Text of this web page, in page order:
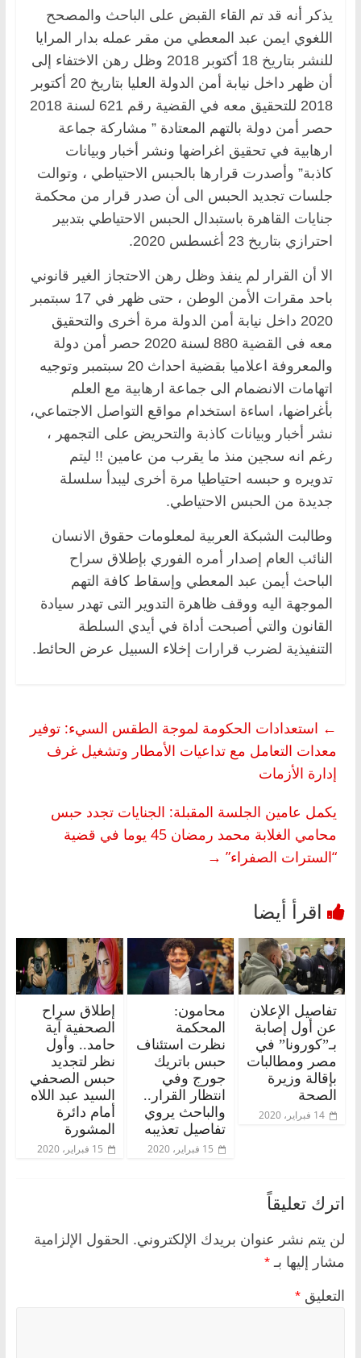
يذكر أنه قد تم القاء القبض على الباحث والمصحح
اللغوي ايمن عبد المعطي من مقر عمله بدار المرايا
للنشر بتاريخ 18 أكتوبر 2018 وظل رهن الاختفاء إلى
أن ظهر داخل نيابة أمن الدولة العليا بتاريخ 20 أكتوبر
2018 للتحقيق معه في القضية رقم 621 لسنة 2018
حصر أمن دولة بالتهم المعتادة ” مشاركة جماعة
ارهابية في تحقيق اغراضها ونشر أخبار وبيانات
كاذبة” وأصدرت قرارها بالحبس الاحتياطي ، وتوالت
جلسات تجديد الحبس الى أن صدر قرار من محكمة
جنايات القاهرة باستبدال الحبس الاحتياطي بتدبير
احترازي بتاريخ 23 أغسطس 2020.
الا أن القرار لم ينفذ وظل رهن الاحتجاز الغير قانوني
باحد مقرات الأمن الوطن ، حتى ظهر في 17 سبتمبر
2020 داخل نيابة أمن الدولة مرة أخرى والتحقيق
معه فى القضية 880 لسنة 2020 حصر أمن دولة
والمعروفة اعلاميا بقضية احداث 20 سبتمبر وتوجيه
اتهامات الانضمام الى جماعة ارهابية مع العلم
بأغراضها، اساءة استخدام مواقع التواصل الاجتماعي،
نشر أخبار وبيانات كاذبة والتحريض على التجمهر ،
رغم انه سجين منذ ما يقرب من عامين !! ليتم
تدويره و حبسه احتياطيا مرة أخرى ليبدأ سلسلة
جديدة من الحبس الاحتياطي.
وطالبت الشبكة العربية لمعلومات حقوق الانسان
النائب العام إصدار أمره الفوري بإطلاق سراح
الباحث أيمن عبد المعطي وإسقاط كافة التهم
الموجهة اليه ووقف ظاهرة التدوير التى تهدر سيادة
القانون والتي أصبحت أداة في أيدي السلطة
التنفيذية لضرب قرارات إخلاء السبيل عرض الحائط.
← استعدادات الحكومة لموجة الطقس السيء: توفير
معدات التعامل مع تداعيات الأمطار وتشغيل غرف
إدارة الأزمات
يكمل عامين الجلسة المقبلة: الجنايات تجدد حبس
محامي الغلابة محمد رمضان 45 يوما في قضية
“السترات الصفراء” →
تفاصيل الإعلان
عن أول إصابة
بـ”كورونا” في
مصر ومطالبات
بإقالة وزيرة
الصحة
14 فبراير، 2020
محامون:
المحكمة
نظرت استئناف
حبس باتريك
جورج وفي
انتظار القرار..
والباحث يروي
تفاصيل تعذيبه
15 فبراير، 2020
إطلاق سراح
الصحفية آية
حامد.. وأول
نظر لتجديد
حبس الصحفي
السيد عبد اللاه
أمام دائرة
المشورة
15 فبراير، 2020
اترك تعليقاً
لن يتم نشر عنوان بريدك الإلكتروني. الحقول الإلزامية
مشار إليها بـ *
التعليق *